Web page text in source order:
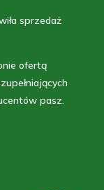
sprzedaż
ofertą
pasz.